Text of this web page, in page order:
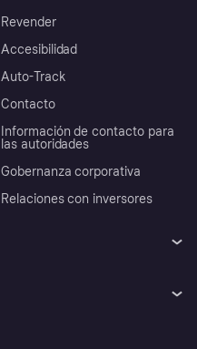
Revender
Accesibilidad
Auto-Track
Contacto
Información de contacto para
las autoridades
Gobernanza corporativa
Relaciones con inversores